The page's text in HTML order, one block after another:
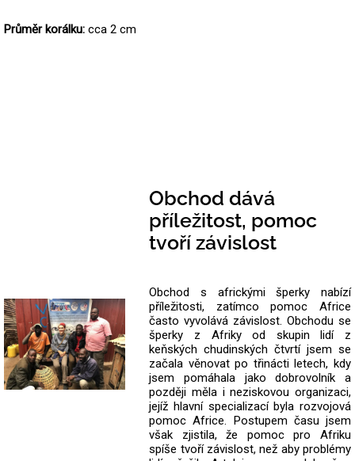
Průměr korálku: cca 2 cm
Obchod dává
příležitost, pomoc
tvoří závislost
Obchod s africkými šperky nabízí
příležitosti, zatímco pomoc Africe
často vyvolává závislost. Obchodu se
šperky z Afriky od skupin lidí z
keňských chudinských čtvrtí jsem se
začala věnovat po třinácti letech, kdy
jsem pomáhala jako dobrovolník a
později měla i neziskovou organizaci,
jejíž hlavní specializací byla rozvojová
pomoc Africe. Postupem času jsem
však zjistila, že pomoc pro Afriku
spíše tvoří závislost, než aby problémy